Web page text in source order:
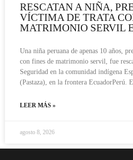
RESCATAN A NIÑA,
VÍCTIMA DE TRATA
MATRIMONIO SERVIL
Una niña peruana de apenas 10 años,
con fines de matrimonio servil, fue
Seguridad en la comunidad indígena
(Pastaza), en la frontera EcuadorPerú.
LEER MÁS »
agosto 8, 2026